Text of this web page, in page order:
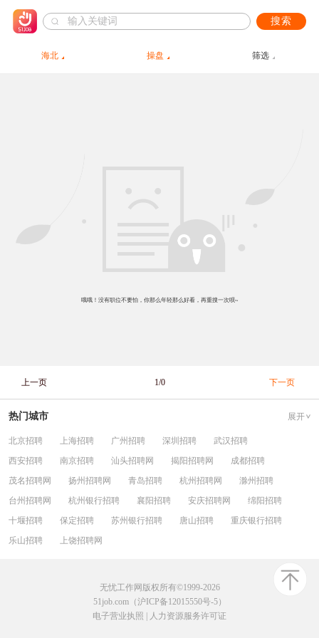
搜索
海北 操盘 筛选
哦哦！没有职位不要怕，你那么年轻那么好看，再重搜一次呗~
上一页 1/0 下一页
热门城市 展开
北京招聘 上海招聘 广州招聘 深圳招聘
武汉招聘
西安招聘
南京招聘 汕头招聘网 揭阳招聘网
成都招聘
茂名招聘网
扬州招聘网 青岛招聘 杭州招聘网
滁州招聘
台州招聘网
杭州银行招聘 襄阳招聘 安庆招聘网
绵阳招聘
十堰招聘
保定招聘 苏州银行招聘 唐山招聘
重庆银行招聘
乐山招聘
上饶招聘网
无忧工作网版权所有©1999-2026
51job.com（沪ICP备12015550号-5）
电子营业执照
人力资源服务许可证